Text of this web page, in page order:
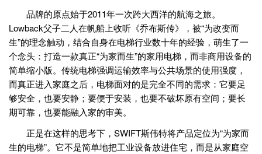
品牌的原点始于2011年一次跨大西洋的航海之旅。
Lowback父子二人在帆船上收听《乔布斯传》，被“为改变而
生”的理念触动，结合自身在电梯行业数十年的经验，萌生了一
个念头：打造一款真正“为家而生”的家用电梯，而非商用设备的
简单缩小版。传统电梯强调运输效率与公共场景的使用强度，
而真正进入家庭之后，电梯面对的是完全不同的需求：它要足
够安全，也要安静；要便于安装，也要不破坏原有空间；要长
期可靠，也要能融入家的审美。
正是在这样的思考下，SWIFT斯伟特将产品定位为“为家而
生的电梯”。它不是简单地把工业设备放进住宅，而是从家庭空